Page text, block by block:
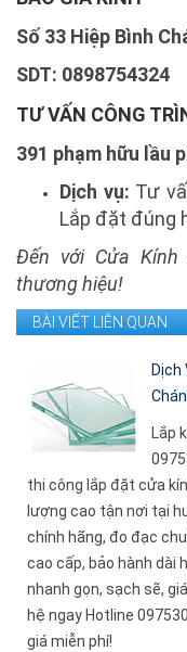
Số 33 Hiệp Bình
SDT: 0898754324
TƯ VẤN CÔNG
391 phạm hữu lầu
Dịch vụ: Tư
Lắp đặt đúng
Đến với Cửa
thương hiệu!
BÀI VIẾT LIÊN QUAN
Dịch
Lắp
thi công lắp đặt cửa
lượng cao tận nơi tại
chính hãng, đo đạc
cao cấp, bảo hành dài
nhanh gọn, sạch sẽ,
hệ ngay Hotline
giá miễn phí!